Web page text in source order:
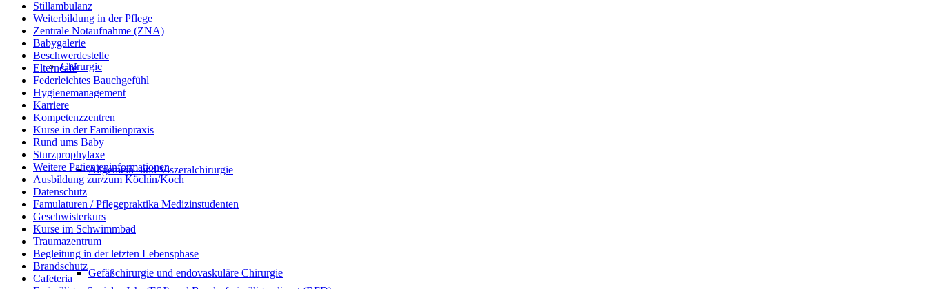
Chirurgie
Allgemein- und Viszeralchirurgie
Gefäßchirurgie und endovaskuläre Chirurgie
Stillambulanz
Weiterbildung in der Pflege
Zentrale Notaufnahme (ZNA)
Babygalerie
Beschwerdestelle
Elterncafé
Federleichtes Bauchgefühl
Hygienemanagement
Karriere
Kompetenzzentren
Kurse in der Familienpraxis
Rund ums Baby
Sturzprophylaxe
Weitere Patienteninformationen
Ausbildung zur/zum Köchin/Koch
Datenschutz
Famulaturen / Pflegepraktika Medizinstudenten
Geschwisterkurs
Kurse im Schwimmbad
Traumazentrum
Begleitung in der letzten Lebensphase
Brandschutz
Cafeteria